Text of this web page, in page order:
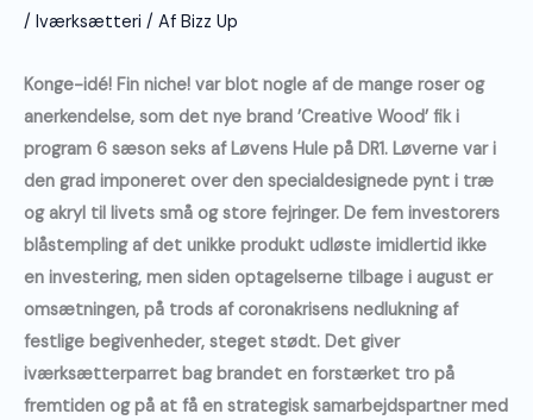
/ Iværksætteri / Af Bizz Up
Konge-idé! Fin niche! var blot nogle af de mange roser og
anerkendelse, som det nye brand ’Creative Wood’ fik i
program 6 sæson seks af Løvens Hule på DR1. Løverne var i
den grad imponeret over den specialdesignede pynt i træ
og akryl til livets små og store fejringer. De fem investorers
blåstempling af det unikke produkt udløste imidlertid ikke
en investering, men siden optagelserne tilbage i august er
omsætningen, på trods af coronakrisens nedlukning af
festlige begivenheder, steget stødt. Det giver
iværksætterparret bag brandet en forstærket tro på
fremtiden og på at få en strategisk samarbejdspartner med